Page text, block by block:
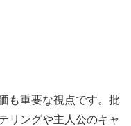
も重要な視点です。批
リングや主人公のキャ